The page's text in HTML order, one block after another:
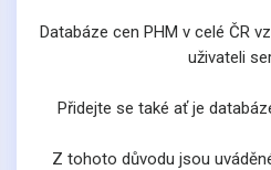
Databáze cen PHM v celé ČR
uživateli
Přidejte se také ať je
Z tohoto důvodu jsou